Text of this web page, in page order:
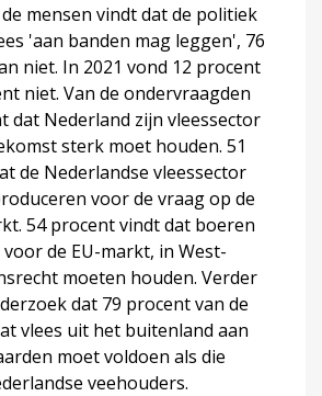
mensen vindt dat de politiek
'aan banden mag leggen', 76
niet. In 2021 vond 12 procent
niet. Van de ondervraagden
dat Nederland zijn vleessector
sterk moet houden. 51
de Nederlandse vleessector
voor de vraag op de
54 procent vindt dat boeren
de EU-markt, in West-
moeten houden. Verder
dat 79 procent van de
vlees uit het buitenland aan
moet voldoen als die
veehouders.